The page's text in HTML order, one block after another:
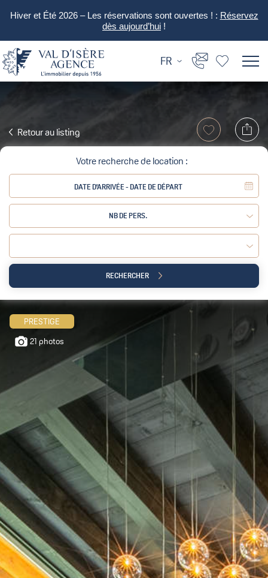
Hiver et Été 2026 – Les réservations sont ouvertes ! : Réservez
dès aujourd’hui !
FR
Retour au listing
Votre recherche de location :
NB DE PERS.
Adulte : Enfant :
RECHERCHER
PRESTIGE
21 photos